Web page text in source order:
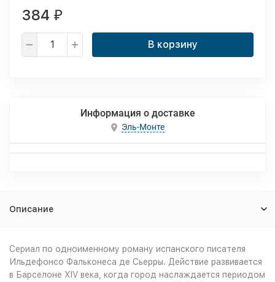
384 ₽
В корзину
Информация о доставке
Эль-Монте
Описание
Сериал по одноименному роману испанского писателя
Ильдефонсо Фальконеса де Сьерры. Действие развивается
в Барселоне XIV века, когда город наслаждается периодом